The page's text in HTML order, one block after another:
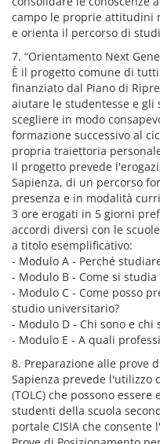
campo le proprie attitudini
e orienta il percorso di
7. “Orientamento Next
È il progetto comune di
finanziato dal Piano di
aiutare le studentesse e gli
scegliere in modo
formazione successivo al
propria traiettoria
Il progetto prevede
Sapienza, di un percorso
presenza e in modalità
3 ore erogati in 5 giorni
accordi diversi con le
a titolo esemplificativo:
- Modulo A - Perché
- Modulo B - Come si
- Modulo C - Come posso
studio universitario?
- Modulo D - Chi sono e chi
- Modulo E - A quali
8. Preparazione alle prove
Sapienza prevede l'utilizzo
(TOLC) che possono
studenti della scuola
portale CISIA che